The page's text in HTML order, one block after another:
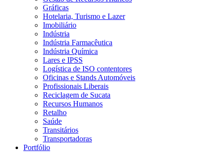
Gráficas
Hotelaria, Turismo e Lazer
Imobiliário
Indústria
Indústria Farmacêutica
Indústria Química
Lares e IPSS
Logística de ISO contentores
Oficinas e Stands Automóveis
Profissionais Liberais
Reciclagem de Sucata
Recursos Humanos
Retalho
Saúde
Transitários
Transportadoras
Portfólio